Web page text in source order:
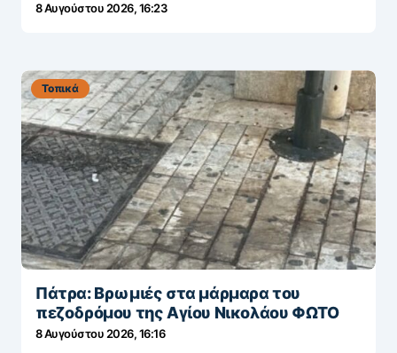
8 Αυγούστου 2026, 16:23
Τοπικά
Πάτρα: Βρωμιές στα μάρμαρα του
πεζοδρόμου της Αγίου Νικολάου ΦΩΤΟ
8 Αυγούστου 2026, 16:16